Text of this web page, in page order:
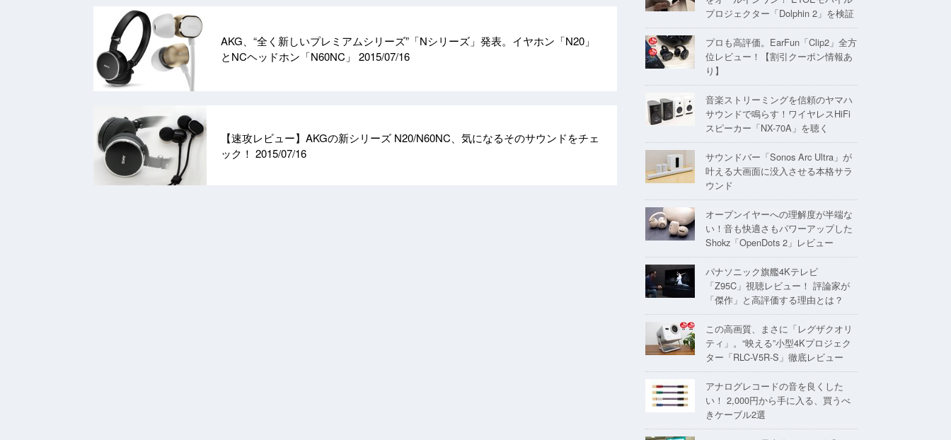
AKG、“全く新しいプレミアムシリーズ”「Nシリーズ」発表。イヤホン「N20」
とNCヘッドホン「N60NC」 2015/07/16
【速攻レビュー】AKGの新シリーズ N20/N60NC、気になるそのサウンドをチェ
ック！ 2015/07/16
プロジェクター「Dolphin 2」を検証
プロも高評価。EarFun「Clip2」全方
位レビュー！【割引クーポン情報あ
り】
音楽ストリーミングを信頼のヤマハ
サウンドで鳴らす！ワイヤレスHiFi
スピーカー「NX-70A」を聴く
サウンドバー「Sonos Arc Ultra」が
叶える大画面に没入させる本格サラ
ウンド
オープンイヤーへの理解度が半端な
い！音も快適さもパワーアップした
Shokz「OpenDots 2」レビュー
パナソニック旗艦4Kテレビ
「Z95C」視聴レビュー！ 評論家が
「傑作」と高評価する理由とは？
この高画質、まさに「レグザクオリ
ティ」。“映える”小型4Kプロジェク
ター「RLC-V5R-S」徹底レビュー
アナログレコードの音を良くした
い！ 2,000円から手に入る、買うべ
きケーブル2選